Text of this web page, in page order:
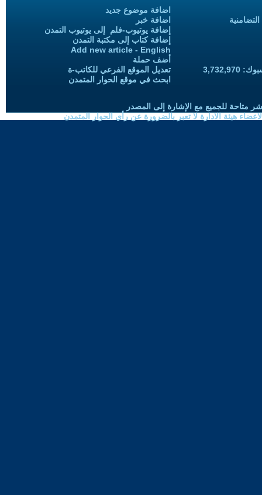
اضافة موضوع جديد
اضافة خبر
إضافة يوتيوب-فلم إلى يوتيوب التمدن
إضافة كتاب إلى مكتبة التمدن
Add new article - English
أضف حملة
تعديل الموقع الفرعي للكاتب-ة
ابحث في موقع الحوار المتمدن
متاحة للجميع مع الإشارة إلى المصدر
هيئة الادارة لا تعبر بالضرورة عن رأي الحوار المتمدن